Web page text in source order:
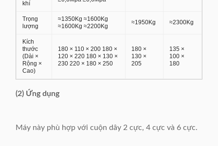
khí
Trọng
lượng
≈1350Kg ≈1600Kg
≈1600Kg ≈2200Kg
≈1950Kg ≈2300Kg
Kích
thước
(Dài ×
Rộng ×
Cao)
180 × 110 × 200 180 ×
120 × 220 180 × 130 ×
230 220 × 180 × 250
180 ×
130 ×
205
135 ×
100 ×
180
(2) Ứng dụng
Máy này phù hợp với cuộn dây 2 cực, 4 cực và 6 cực.